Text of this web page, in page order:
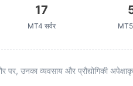
17
MT4 सर्वर MT5
उनका व्यवसाय और प्रौद्योगिकी